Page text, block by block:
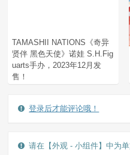
TAMASHII NATIONS《奇异
贤伴 黑色天使》诺娃 S.H.Fig
uarts手办，2023年12月发
售！
登录后才能评论哦！
请在【外观 - 小组件】中为